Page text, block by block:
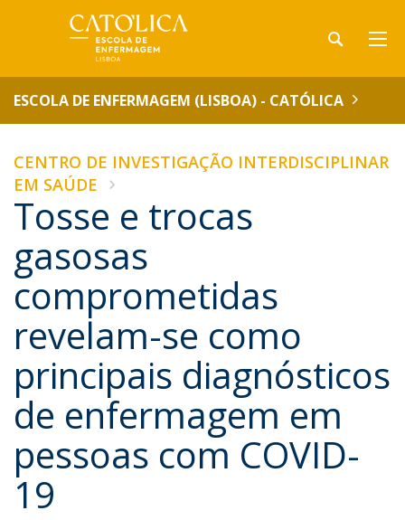
ESCOLA DE ENFERMAGEM (LISBOA) - CATÓLICA
CENTRO DE INVESTIGAÇÃO INTERDISCIPLINAR
EM SAÚDE
Tosse e trocas
gasosas
comprometidas
revelam-se como
principais diagnósticos
de enfermagem em
pessoas com COVID-
19